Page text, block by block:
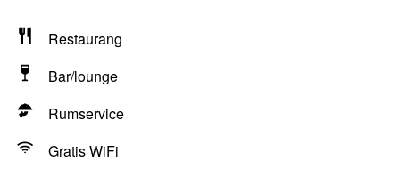
Restaurang
Bar/lounge
Rumservice
Gratis WiFi